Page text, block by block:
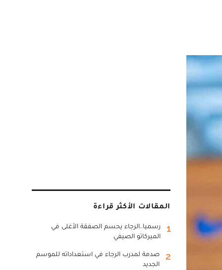
المقالات الأكثر قراءة
1
رسميا..الرجاء يحسم الصفقة الأغلى في
الميركاتو الصيفي
2
صدمة لمدرب الرجاء في استعداداته للموسم
الجديد